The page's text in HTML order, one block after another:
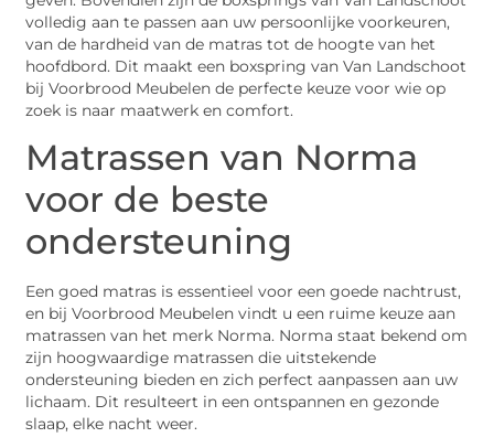
volledig aan te passen aan uw persoonlijke voorkeuren,
van de hardheid van de matras tot de hoogte van het
hoofdbord. Dit maakt een boxspring van Van Landschoot
bij Voorbrood Meubelen de perfecte keuze voor wie op
zoek is naar maatwerk en comfort.
Matrassen van Norma
voor de beste
ondersteuning
Een goed matras is essentieel voor een goede nachtrust,
en bij Voorbrood Meubelen vindt u een ruime keuze aan
matrassen van het merk Norma. Norma staat bekend om
zijn hoogwaardige matrassen die uitstekende
ondersteuning bieden en zich perfect aanpassen aan uw
lichaam. Dit resulteert in een ontspannen en gezonde
slaap, elke nacht weer.